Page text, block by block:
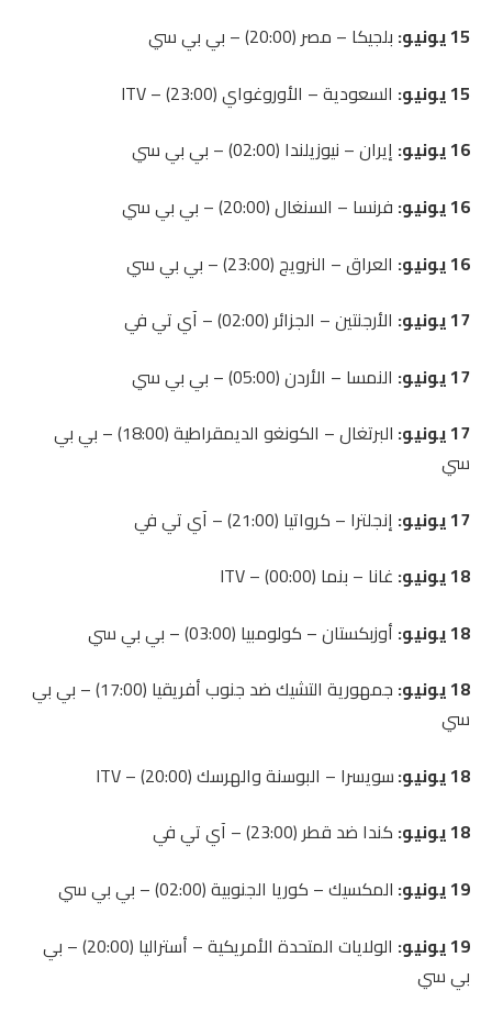
15 يونيو:
بلجيكا – مصر (20:00) – بي بي سي
15 يونيو:
السعودية – الأوروغواي (23:00) – ITV
16 يونيو:
إيران – نيوزيلندا (02:00) – بي بي سي
16 يونيو:
فرنسا – السنغال (20:00) – بي بي سي
16 يونيو:
العراق – النرويج (23:00) – بي بي سي
17 يونيو:
الأرجنتين – الجزائر (02:00) – آي تي ​​في
17 يونيو:
النمسا – الأردن (05:00) – بي بي سي
17 يونيو:
البرتغال – الكونغو الديمقراطية (18:00) – بي بي
سي
17 يونيو:
إنجلترا – كرواتيا (21:00) – آي تي ​​في
18 يونيو:
غانا – بنما (00:00) – ITV
18 يونيو:
أوزبكستان – كولومبيا (03:00) – بي بي سي
18 يونيو:
جمهورية التشيك ضد جنوب أفريقيا (17:00) – بي بي
سي
18 يونيو:
سويسرا – البوسنة والهرسك (20:00) – ITV
18 يونيو:
كندا ضد قطر (23:00) – آي تي ​​في
19 يونيو:
المكسيك – كوريا الجنوبية (02:00) – بي بي سي
19 يونيو:
الولايات المتحدة الأمريكية – أستراليا (20:00) – بي
بي سي